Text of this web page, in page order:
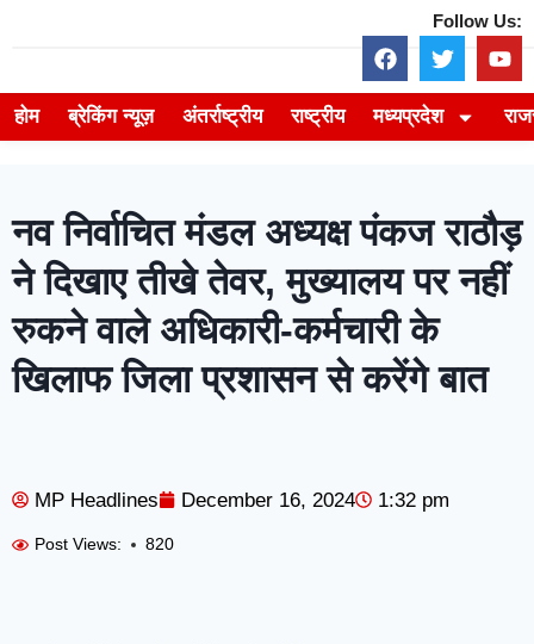
Follow Us:
होम ब्रेकिंग न्यूज़ अंतर्राष्ट्रीय राष्ट्रीय मध्यप्रदेश
नव निर्वाचित मंडल अध्यक्ष पंकज राठौड़
ने दिखाए तीखे तेवर, मुख्यालय पर नहीं
रुकने वाले अधिकारी-कर्मचारी के
खिलाफ जिला प्रशासन से करेंगे बात
MP Headlines December 16, 2024 1:32 pm
Post Views: 820